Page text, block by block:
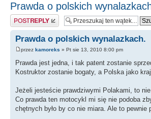
Prawda o polskich
Odpowiedz
Prawda o polskich wynalazkach.
przez kamoreks » Pt sie 13, 2010 8:00 pm
Prawda jest jedna, i tak patent zostanie
Kostruktor zostanie bogaty, a Polska jako
Jeżeli jesteście prawdziwymi Polakami, to
Co prawda ten motocykl mi się nie podoba
chętnych było by co nie miara. Ale to pewnie